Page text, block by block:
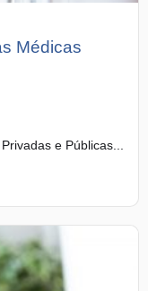
Médicas
e Públicas...